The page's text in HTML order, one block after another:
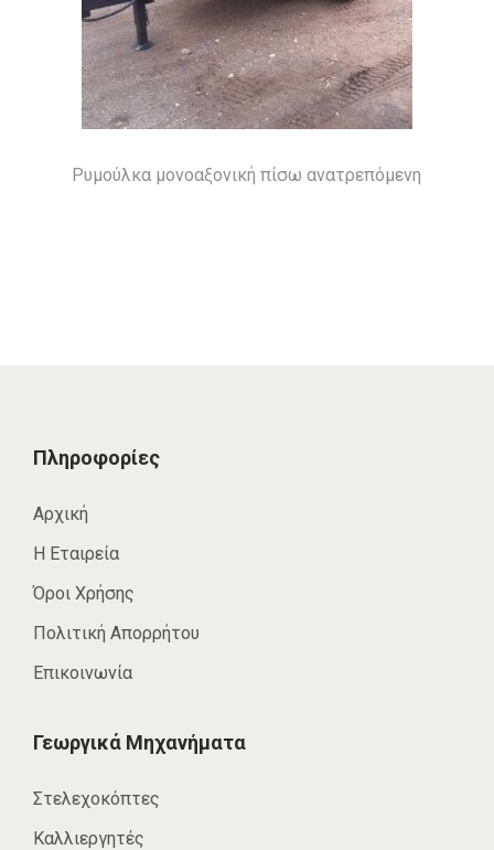
Ρυμούλκα μονοαξονική πίσω ανατρεπόμενη
Πληροφορίες
Αρχική
Η Εταιρεία
Όροι Χρήσης
Πολιτική Απορρήτου
Επικοινωνία
Γεωργικά Μηχανήματα
Στελεχοκόπτες
Καλλιεργητές